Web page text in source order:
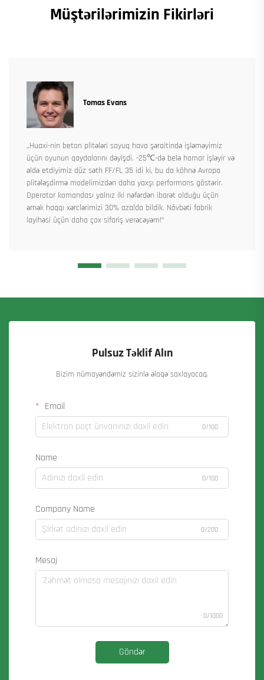
Müştərilərimizin Fikirləri
Tomas Evans
„Huaxi-nin beton plitələri soyuq hava şəraitində işləməyimiz
üçün oyunun qaydalarını dəyişdi. -25℃-də belə hamar işləyir və
əldə etdiyimiz düz səth FF/FL 35 idi ki, bu da köhnə Avropa
plitələşdirmə modelimizdən daha yaxşı performans göstərir.
Operator komandası yalnız iki nəfərdən ibarət olduğu üçün
əmək haqqı xərclərimizi 30% azalda bildik. Növbəti fabrik
layihəsi üçün daha çox sifariş verəcəyəm!“
Pulsuz Təklif Alın
Bizim nümayəndəmiz sizinlə əlaqə saxlayacaq.
Email
0/100
Name
0/100
Company Name
0/200
Mesaj
0/1000
Göndər